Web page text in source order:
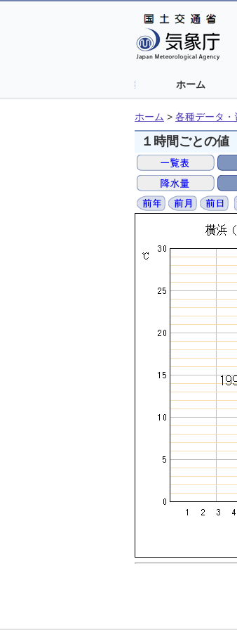
ホーム
ホーム > 各種データ・
１時間ごとの値